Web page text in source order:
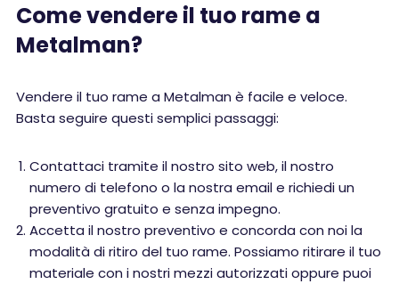
Come vendere il tuo rame a
Metalman?
Vendere il tuo rame a Metalman è facile e veloce.
Basta seguire questi semplici passaggi:
Contattaci tramite il nostro sito web, il nostro
numero di telefono o la nostra email e richiedi un
preventivo gratuito e senza impegno.
Accetta il nostro preventivo e concorda con noi la
modalità di ritiro del tuo rame. Possiamo ritirare il tuo
materiale con i nostri mezzi autorizzati oppure puoi